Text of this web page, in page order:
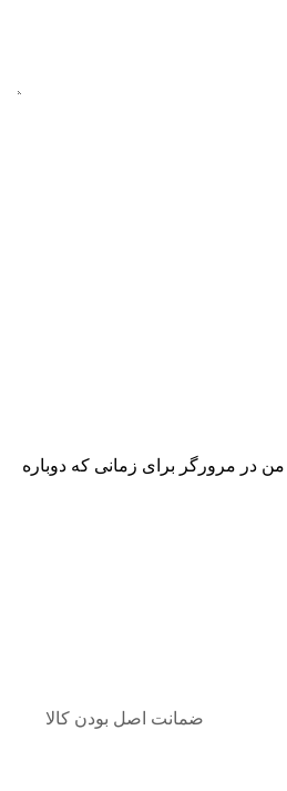
من در مرورگر برای زمانی که دوباره
ضمانت اصل بودن کالا